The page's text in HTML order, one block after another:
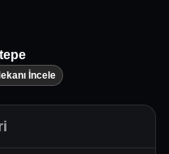
İncele